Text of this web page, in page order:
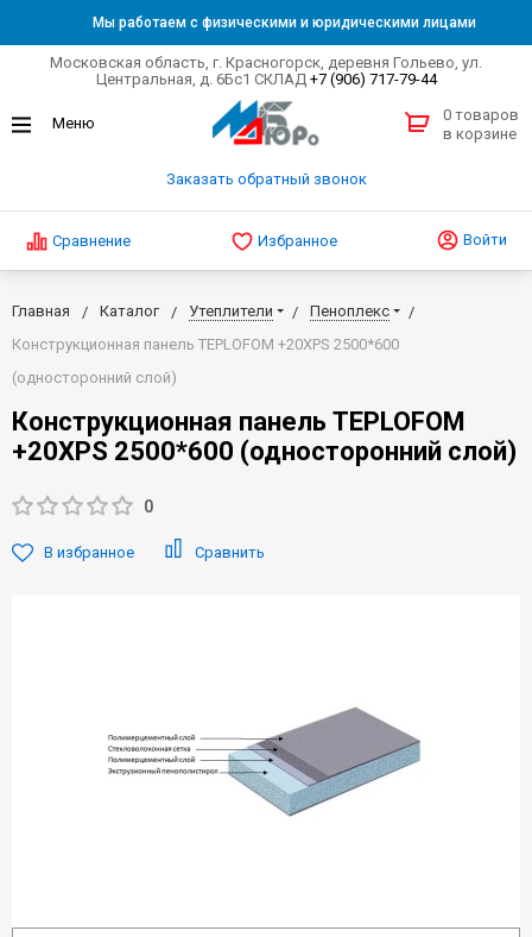
Мы работаем с физическими и юридическими лицами
Московская область, г. Красногорск, деревня Гольево, ул.
Центральная, д. 6Бс1 СКЛАД +7 (906) 717-79-44
Заказать обратный звонок
0 товаров
в корзине
Сравнение Избранное Войти
Главная Каталог Утеплители
Пеноплекс
Конструкционная панель TEPLOFOM +20ХPS 2500*600
(односторонний слой)
Конструкционная панель TEPLOFOM
+20ХPS 2500*600 (односторонний слой)
0
В избранное Сравнить